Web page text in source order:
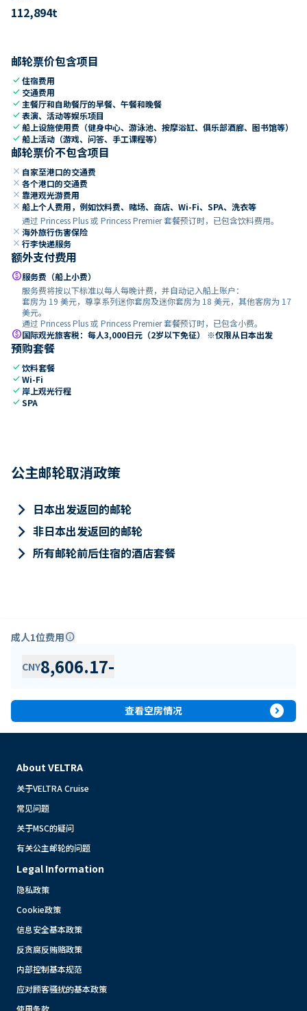
112,894t
邮轮票价包含项目
check住宿费用
check 交通费用
check 主餐厅和自助餐厅的早餐、午餐和晚餐
check表演、活动等娱乐项目
check船上设施使用费（健身中心、游泳池、按摩浴缸、俱乐部酒廊、图书馆等）
check船上活动（游戏、问答、手工课程等）
邮轮票价不包含项目
close 自家至港口的交通费
close 各个港口的交通费
close 靠港观光游费用
close 船上个人费用，例如饮料费、赌场、商店、Wi-Fi、SPA、洗衣等
通过 Princess Plus 或 Princess Premier 套餐预订时，已包含饮料费用。
close 海外旅行伤害保险
close 行李快递服务
额外支付费用
paid服务费（船上小费）
服务费将按以下标准以每人每晚计费，并自动记入船上账户：
套房为 19 美元，尊享系列迷你套房及迷你套房为 18 美元，其他客房为 17
美元。
通过 Princess Plus 或 Princess Premier 套餐预订时，已包含小费。
paid国际观光旅客税：每人3,000日元（2岁以下免征） ※仅限从日本出发
预购套餐
check饮料套餐
checkWi-Fi
check 岸上观光行程
checkSPA
公主邮轮取消政策
keyboard_arrow_right 日本出发返回的邮轮
keyboard_arrow_right 非日本出发返回的邮轮
keyboard_arrow_right 所有邮轮前后住宿的酒店套餐
成人1位费用info
CNY8,606.17-
查看空房情况 expand_circle_right
About VELTRA
关于VELTRA Cruise
常见问题
关于MSC的疑问
有关公主邮轮的问题
Legal Information
隐私政策
Cookie政策
信息安全基本政策
反贪腐反贿赂政策
内部控制基本规范
应对顾客骚扰的基本政策
使用条款